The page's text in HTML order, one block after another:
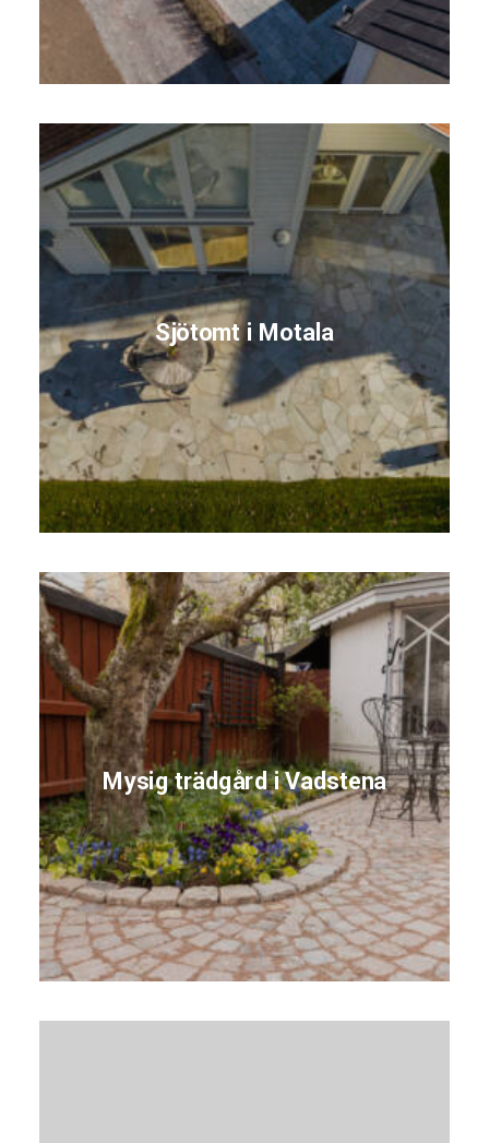
Sjötomt i Motala
Mysig trädgård i Vadstena